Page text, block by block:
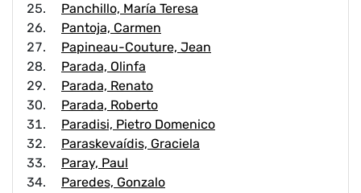
Panchillo, María Teresa
Pantoja, Carmen
Papineau-Couture, Jean
Parada, Olinfa
Parada, Renato
Parada, Roberto
Paradisi, Pietro Domenico
Paraskevaídis, Graciela
Paray, Paul
Paredes, Gonzalo